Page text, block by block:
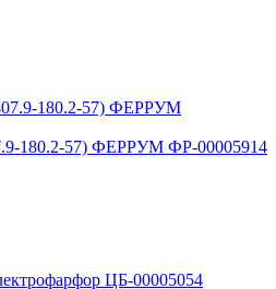
180.2-57) ФЕРРУМ ФР-00005914